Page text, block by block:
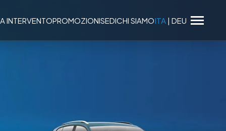
INTERVENTOPROMOZIONISEDICHI SIAMOITA | DEU